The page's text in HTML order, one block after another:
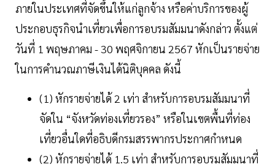
ภายในประเทศที่จัดขึ้นให้แก่ลูกจ้าง หรือค่าบริการของผู้
ประกอบธุรกิจนำเที่ยวเพื่อการอบรมสัมมนาดังกล่าว ตั้งแต่
วันที่ 1 พฤษภาคม - 30 พฤศจิกายน 2567 หักเป็นรายจ่าย
ในการคำนวณภาษีเงินได้นิติบุคคล ดังนี้
(1) หักรายจ่ายได้ 2 เท่า สำหรับการอบรมสัมมนาที่
จัดใน “จังหวัดท่องเที่ยวรอง” หรือในเขตพื้นที่ท่อง
เที่ยวอื่นใดที่อธิบดีกรมสรรพากรประกาศกำหนด
(2) หักรายจ่ายได้ 1.5 เท่า สำหรับการอบรมสัมมนาที่